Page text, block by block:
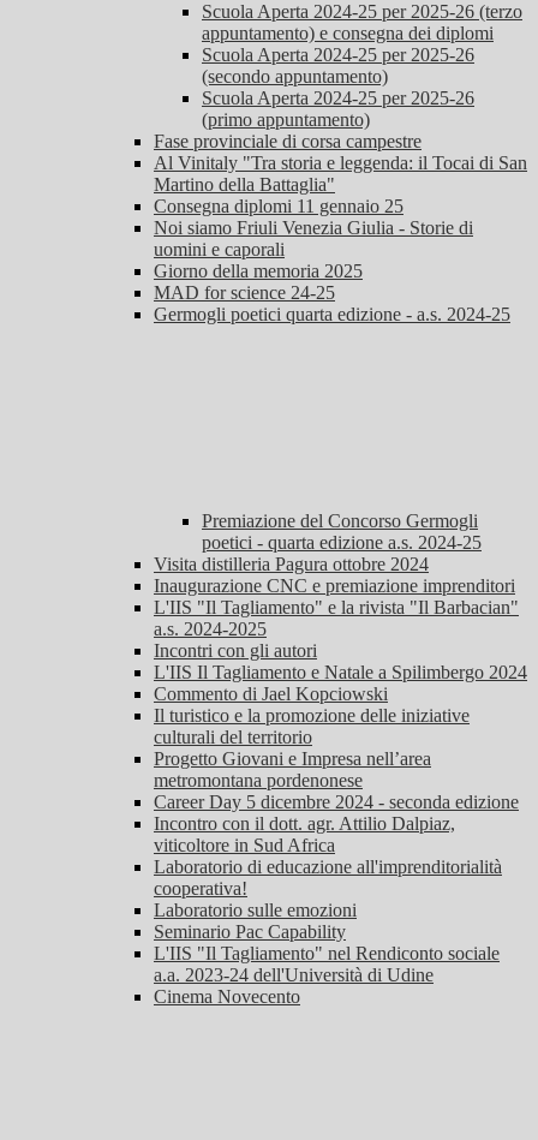
Scuola Aperta 2024-25 per 2025-26 (terzo
appuntamento) e consegna dei diplomi
Scuola Aperta 2024-25 per 2025-26
(secondo appuntamento)
Scuola Aperta 2024-25 per 2025-26
(primo appuntamento)
Fase provinciale di corsa campestre
Al Vinitaly "Tra storia e leggenda: il Tocai di San
Martino della Battaglia"
Consegna diplomi 11 gennaio 25
Noi siamo Friuli Venezia Giulia - Storie di
uomini e caporali
Giorno della memoria 2025
MAD for science 24-25
Germogli poetici quarta edizione - a.s. 2024-25
Premiazione del Concorso Germogli
poetici - quarta edizione a.s. 2024-25
Visita distilleria Pagura ottobre 2024
Inaugurazione CNC e premiazione imprenditori
L'IIS "Il Tagliamento" e la rivista "Il Barbacian"
a.s. 2024-2025
Incontri con gli autori
L'IIS Il Tagliamento e Natale a Spilimbergo 2024
Commento di Jael Kopciowski
Il turistico e la promozione delle iniziative
culturali del territorio
Progetto Giovani e Impresa nell’area
metromontana pordenonese
Career Day 5 dicembre 2024 - seconda edizione
Incontro con il dott. agr. Attilio Dalpiaz,
viticoltore in Sud Africa
Laboratorio di educazione all'imprenditorialità
cooperativa!
Laboratorio sulle emozioni
Seminario Pac Capability
L'IIS "Il Tagliamento" nel Rendiconto sociale
a.a. 2023-24 dell'Università di Udine
Cinema Novecento